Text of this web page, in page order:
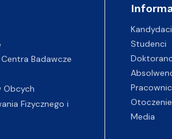
Badawcze
Obcych
Fizycznego i
Kandydaci
Studenci
Media